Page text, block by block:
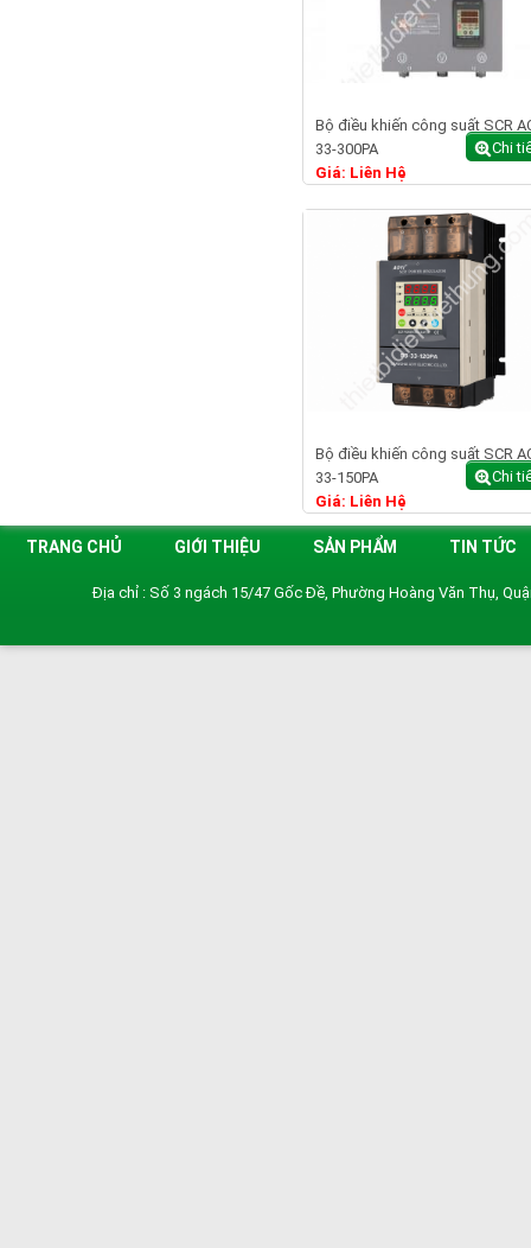
Bộ điều khiến công suất SCR
33-300PA
Giá: Liên Hệ
Chi
Bộ điều khiến công suất SCR
33-150PA
Giá: Liên Hệ
Chi
TRANG CHỦ GIỚI THIỆU SẢN PHẨM TIN TỨC
Địa chỉ : Số 3 ngách 15/47 Gốc Đề, Phường Hoàng Văn Thụ,